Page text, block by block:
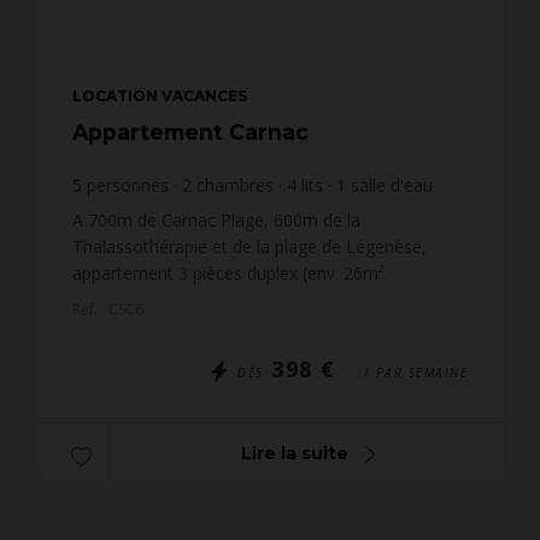
LOCATION VACANCES
Appartement Carnac
5 personnes 2 chambres 4 lits 1 salle d'eau
A 700m de Carnac Plage, 600m de la
Thalassothérapie et de la plage de Légenèse,
appartement 3 pièces duplex (env. 26m²
DÈS 398 € / PAR SEMAINE
Lire la suite